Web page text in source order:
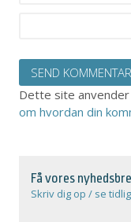
Dette site
om hvordan din
Få vores
Skriv dig op / se